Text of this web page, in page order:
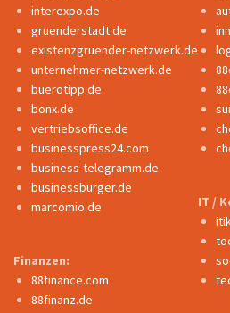
interexpo.de
gruenderstadt.de
existenzgruender-netzwerk.de
unternehmer-netzwerk.de
buerotipp.de
bonx.de
vertriebsoffice.de
businesspress24.com
business-telegramm.de
businessburger.de
marcomio.de
Finanzen:
88finance.com
88finanz.de
IT /